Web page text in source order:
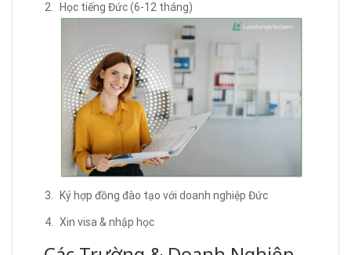
Học tiếng Đức (6-12 tháng)
Ký hợp đồng đào tạo với doanh nghiệp Đức
Xin visa & nhập học